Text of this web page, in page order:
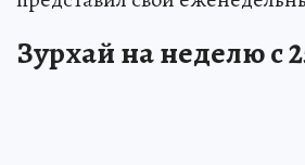
Зурхай на неделю с